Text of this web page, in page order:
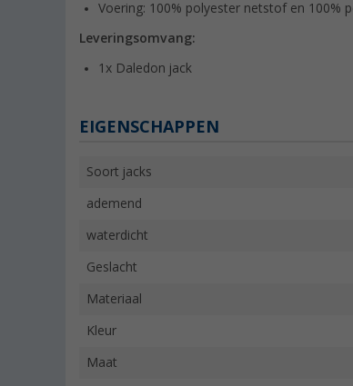
Voering: 100% polyester netstof en 100%
Leveringsomvang:
1x Daledon jack
EIGENSCHAPPEN
Soort jacks
ademend
waterdicht
Geslacht
Materiaal
Kleur
Maat